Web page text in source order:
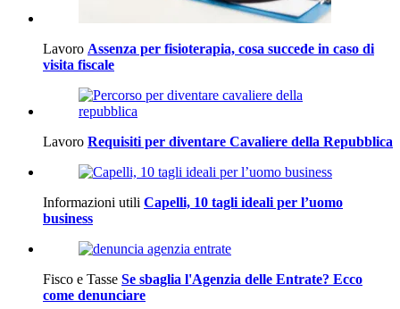
Lavoro Assenza per fisioterapia, cosa succede in caso di
visita fiscale
Lavoro Requisiti per diventare Cavaliere della Repubblica
Informazioni utili Capelli, 10 tagli ideali per l’uomo
business
Fisco e Tasse Se sbaglia l'Agenzia delle Entrate? Ecco
come denunciare